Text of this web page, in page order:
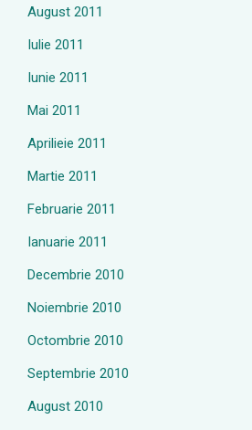
August 2011
Iulie 2011
Iunie 2011
Mai 2011
Aprilieie 2011
Martie 2011
Februarie 2011
Ianuarie 2011
Decembrie 2010
Noiembrie 2010
Octombrie 2010
Septembrie 2010
August 2010